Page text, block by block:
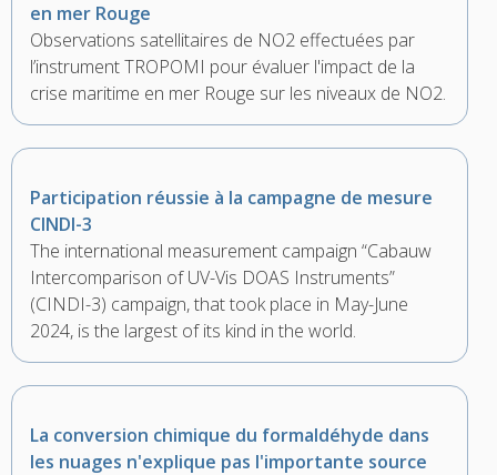
en mer Rouge
Observations satellitaires de NO2 effectuées par
l’instrument TROPOMI pour évaluer l'impact de la
crise maritime en mer Rouge sur les niveaux de NO2.
Participation réussie à la campagne de mesure
CINDI-3
The international measurement campaign “Cabauw
Intercomparison of UV-Vis DOAS Instruments”
(CINDI-3) campaign, that took place in May-June
2024, is the largest of its kind in the world.
La conversion chimique du formaldéhyde dans
les nuages n'explique pas l'importante source